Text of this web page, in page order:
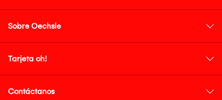
Sobre Oechsle
Tarjeta oh!
Contáctanos